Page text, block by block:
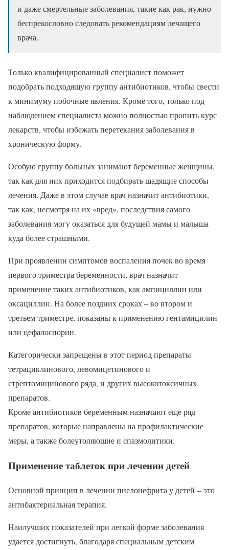
и даже смертельные заболевания, такие как рак, нужно
беспрекословно следовать рекомендациям лечащего
врача.
Только квалифицированный специалист поможет
подобрать подходящую группу антибиотиков, чтобы свести
к минимуму побочные явления. Кроме того, только под
наблюдением специалиста можно полностью пропить курс
лекарств, чтобы избежать перетекания заболевания в
хроническую форму.
Особую группу больных занимают беременные женщины,
так как для них приходится подбирать щадящие способы
лечения. Даже в этом случае врач назначит антибиотики,
так как, несмотря на их «вред», последствия самого
заболевания могу оказаться для будущей мамы и малыша
куда более страшными.
При проявлении симптомов воспаления почек во время
первого триместра беременности, врач назначит
применение таких антибиотиков, как ампициллин или
оксациллин. На более поздних сроках – во втором и
третьем триместре, показаны к применению гентамицилин
или цефалоспорин.
Категорически запрещены в этот период препараты
тетрациклинового, левомицетинового и
стрептомицинового ряда, и других высокотоксичных
препаратов.
Кроме антибиотиков беременным назначают еще ряд
препаратов, которые направлены на профилактические
меры, а также болеутоляющие и спазмолитики.
Применение таблеток при лечении детей
Основной принцип в лечении пиелонефрита у детей – это
антибактериальная терапия.
Наилучших показателей при легкой форме заболевания
удается достигнуть, благодаря специальным детским